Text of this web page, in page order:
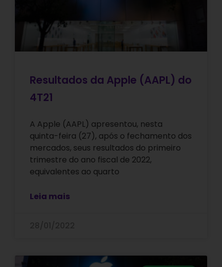
Resultados da Apple (AAPL) do
4T21
A Apple (AAPL) apresentou, nesta
quinta-feira (27), após o fechamento dos
mercados, seus resultados do primeiro
trimestre do ano fiscal de 2022,
equivalentes ao quarto
Leia mais